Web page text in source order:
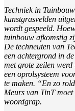
Techniek in
kunstgrasvelden
wordt gespeeld.
tuinbouw afkomstig
De techneuten van
een achtergrond in
met grote zeilen
een oprolsysteem
te maken. “En zo
Meurs van TinT
woordgrap.